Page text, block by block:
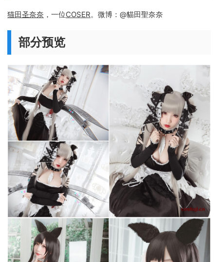
猫田圣奈奈 ，一位COSER。微博：@貓田聖奈奈
部分预览